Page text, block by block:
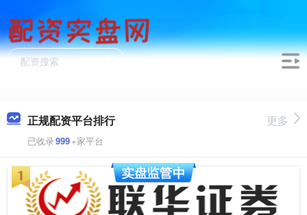
正规配资平台排行
已收录999+家平台
更多